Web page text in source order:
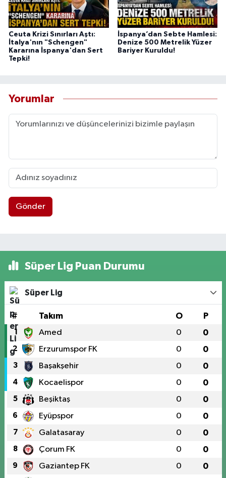
Ceuta Krizi Sınırları Aştı:
İtalya'nın "Schengen"
Kararına İspanya'dan Sert
Tepki!
İspanya’dan Sebte Hamlesi:
Denize 500 Metrelik Yüzer
Bariyer Kuruldu!
Yorumlar
Gönder
Süper Lig Puan Durumu
Süper Lig
# Takım O P
1 Amed 0 0
2 Erzurumspor FK 0 0
3 Başakşehir 0 0
4 Kocaelispor 0 0
5 Beşiktaş 0 0
6 Eyüpspor 0 0
7 Galatasaray 0 0
8 Çorum FK 0 0
9 Gaziantep FK 0 0